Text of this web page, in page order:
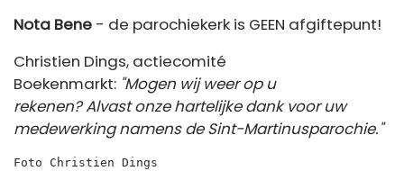
Nota Bene - de parochiekerk is GEEN afgiftepunt!
Christien Dings, actiecomité
Boekenmarkt: "Mogen wij weer op u
rekenen? Alvast onze hartelijke dank voor uw
medewerking namens de Sint-Martinusparochie."
Foto Christien Dings